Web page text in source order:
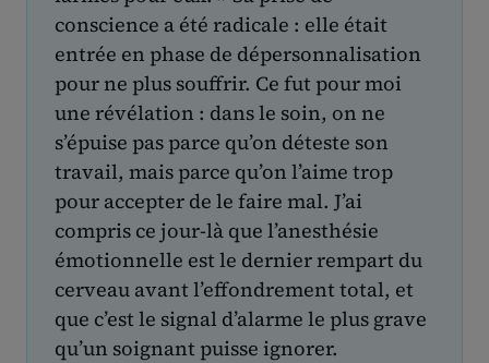
conscience a été radicale : elle était
entrée en phase de dépersonnalisation
pour ne plus souffrir. Ce fut pour moi
une révélation : dans le soin, on ne
s’épuise pas parce qu’on déteste son
travail, mais parce qu’on l’aime trop
pour accepter de le faire mal. J’ai
compris ce jour-là que l’anesthésie
émotionnelle est le dernier rempart du
cerveau avant l’effondrement total, et
que c’est le signal d’alarme le plus grave
qu’un soignant puisse ignorer.